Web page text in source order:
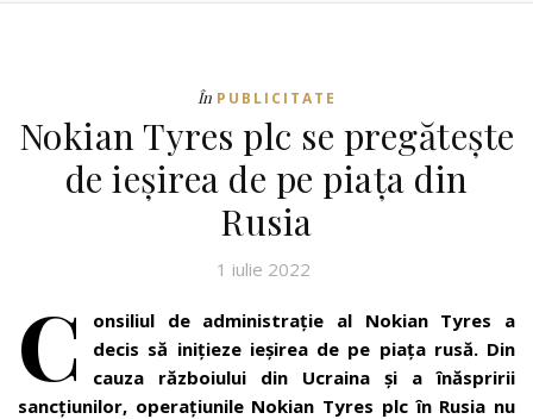
În PUBLICITATE
Nokian Tyres plc se pregătește
de ieșirea de pe piața din
Rusia
1 iulie 2022
C
onsiliul de administrație al Nokian Tyres a
decis să inițieze ieșirea de pe piața rusă. Din
cauza războiului din Ucraina și a înăspririi
sancțiunilor, operațiunile Nokian Tyres plc în Rusia nu